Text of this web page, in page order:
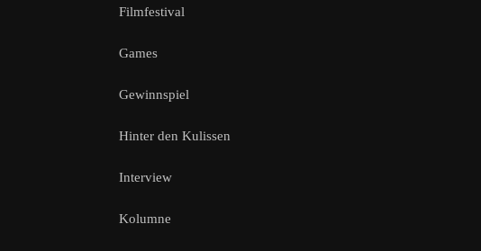
Filmfestival
Games
Gewinnspiel
Hinter den Kulissen
Interview
Kolumne